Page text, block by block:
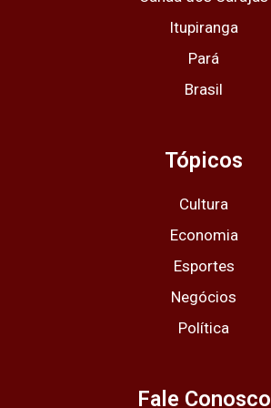
Itupiranga
Pará
Brasil
Tópicos
Cultura
Economia
Esportes
Negócios
Política
Fale Conosco